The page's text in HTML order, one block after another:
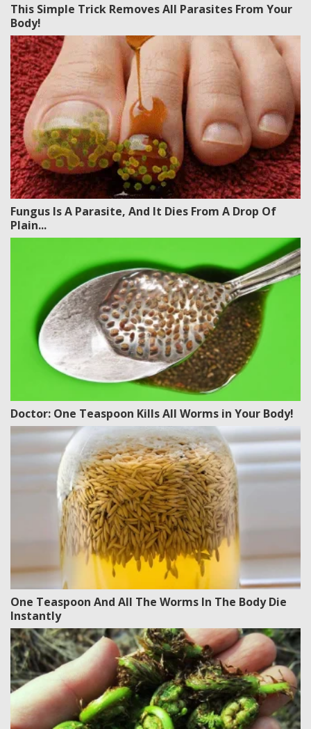
This Simple Trick Removes All Parasites From Your
Body!
Fungus Is A Parasite, And It Dies From A Drop Of
Plain...
Doctor: One Teaspoon Kills All Worms in Your Body!
One Teaspoon And All The Worms In The Body Die
Instantly